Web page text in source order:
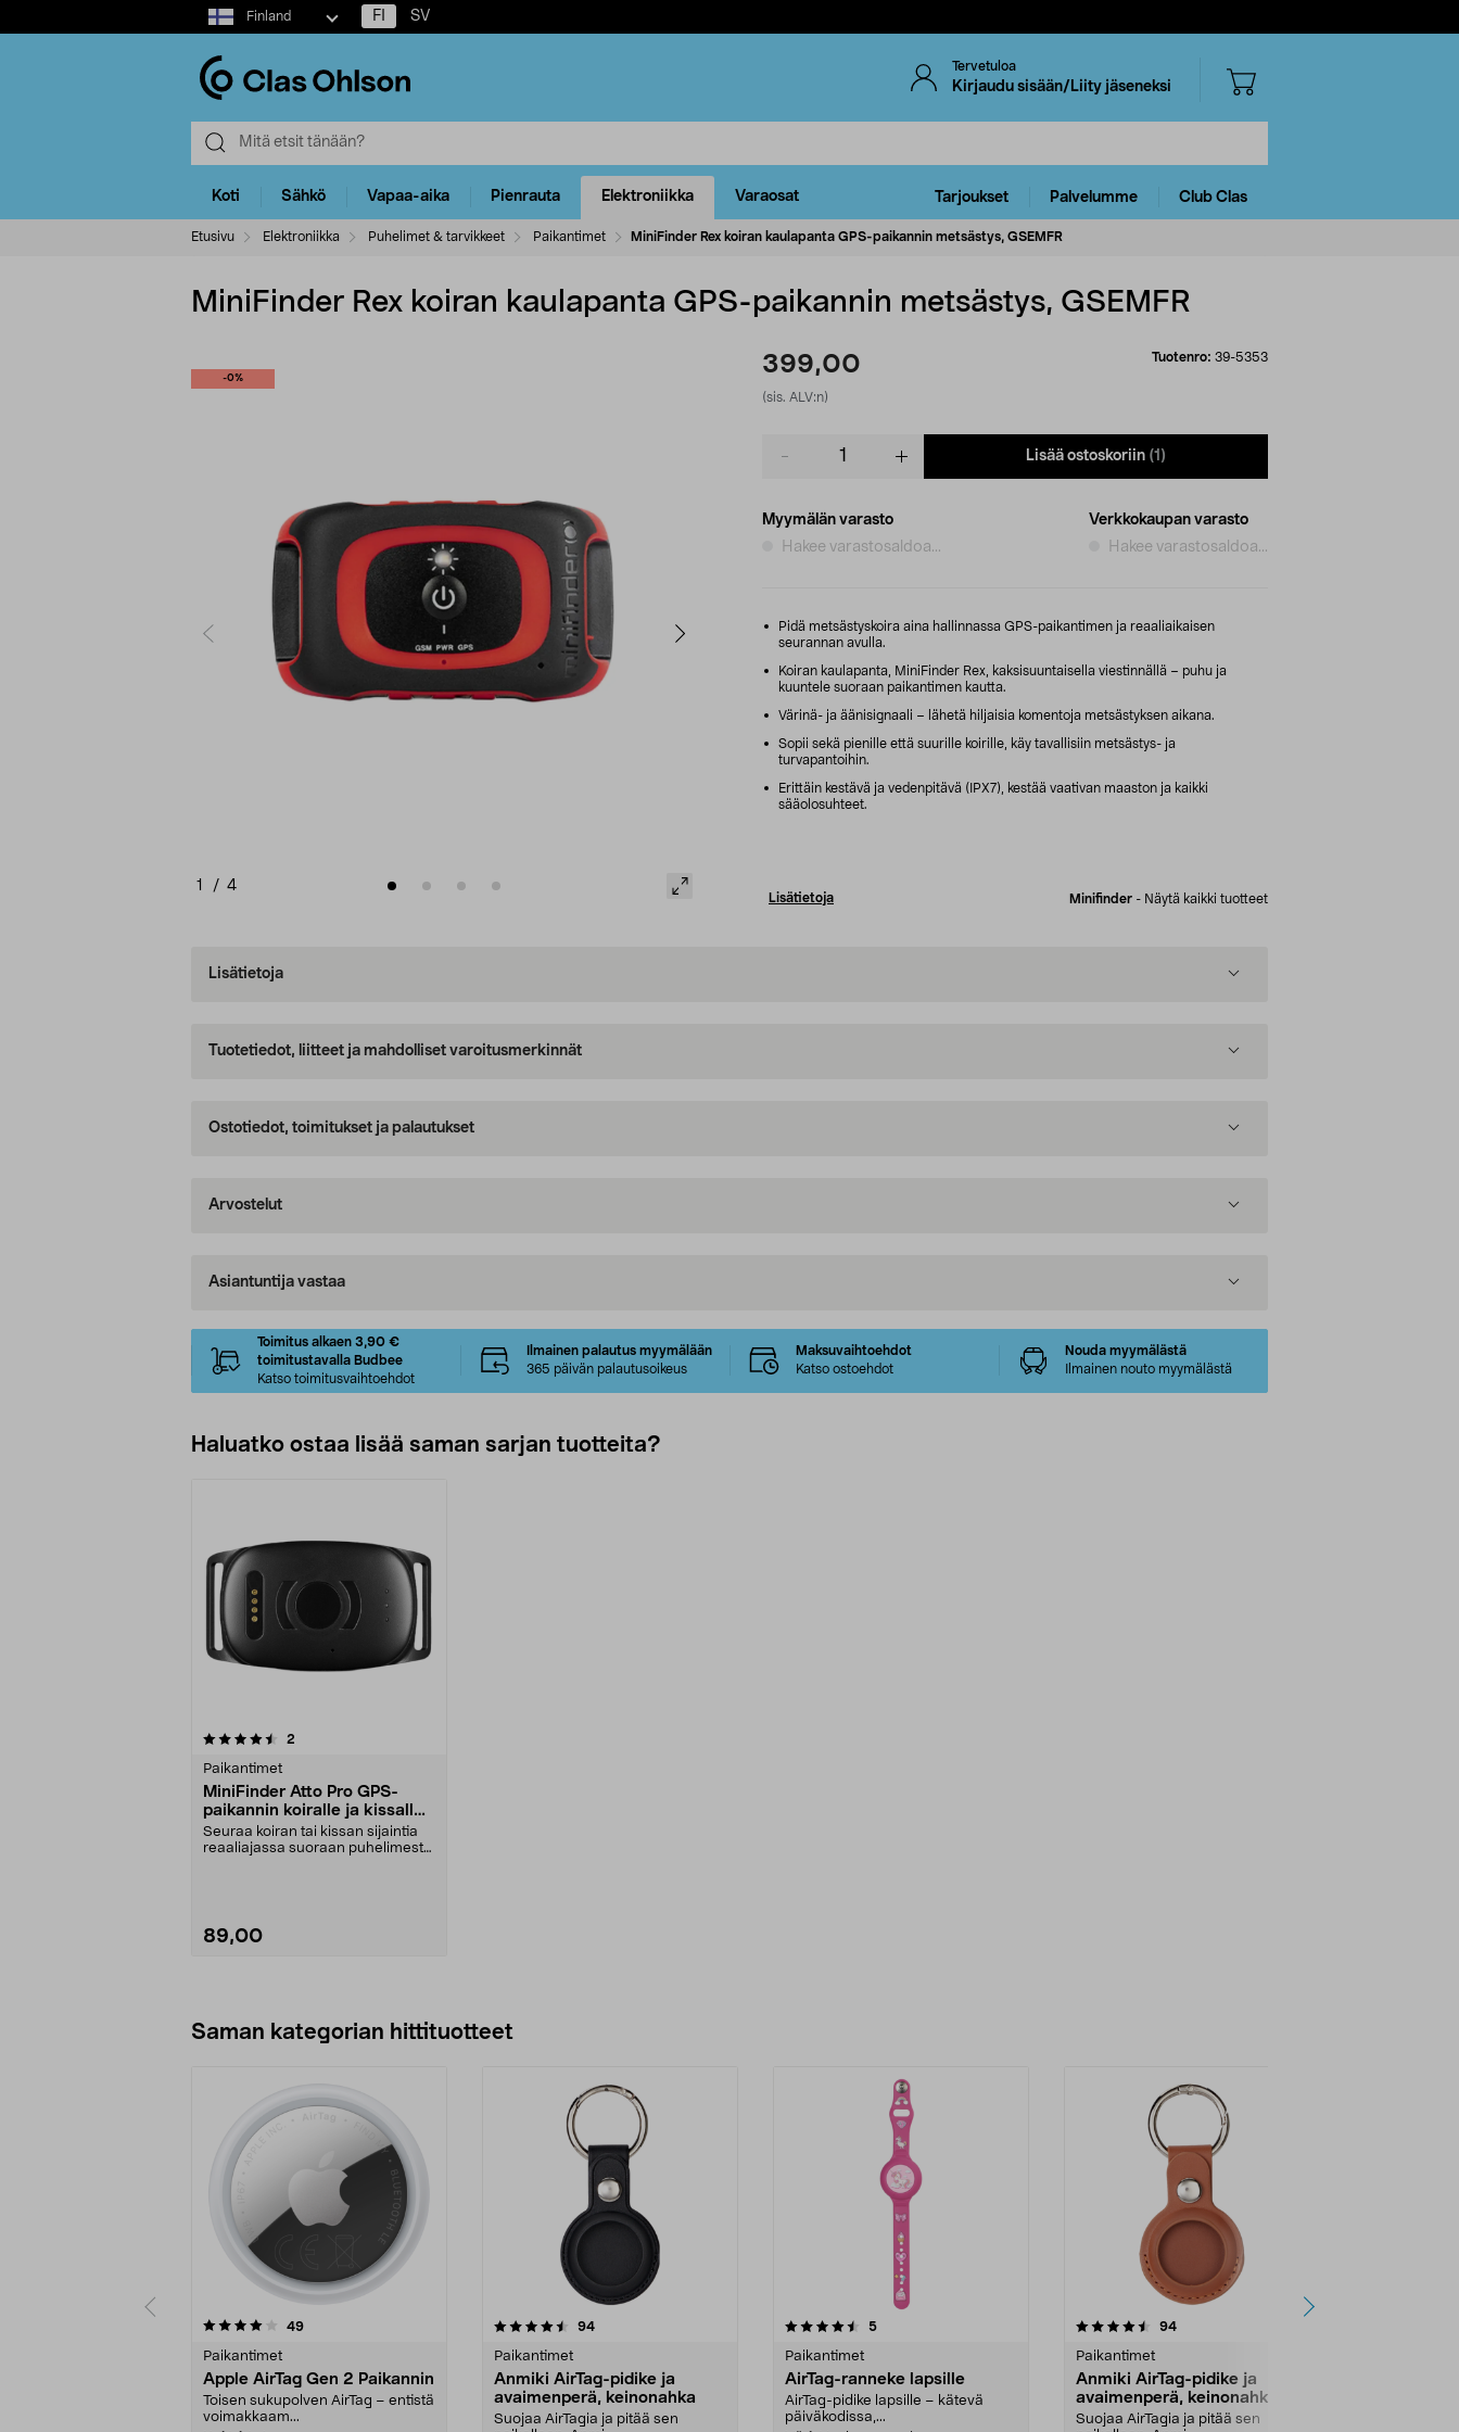
Select
market
Finland FI SV
Tervetuloa
Kirjaudu sisään/Liity jäseneksi
Koti Sähkö Vapaa-aika Pienrauta Elektroniikka Varaosat Tarjoukset Palvelumme Club Clas
Etusivu Elektroniikka Puhelimet & tarvikkeet Paikantimet MiniFinder Rex koiran kaulapanta GPS-paikannin metsästys, GSEMFR
MiniFinder Rex koiran kaulapanta GPS-paikannin metsästys, GSEMFR
-0%
1 / 4
399,00
(sis. ALV:n)
Tuotenro: 39-5353
Lisää ostoskoriin (1)
Myymälän varasto
Hakee varastosaldoa...
Verkkokaupan varasto
Hakee varastosaldoa...
Pidä metsästyskoira aina hallinnassa GPS-paikantimen ja reaaliaikaisen
seurannan avulla.
Koiran kaulapanta, MiniFinder Rex, kaksisuuntaisella viestinnällä – puhu ja
kuuntele suoraan paikantimen kautta.
Värinä- ja äänisignaali – lähetä hiljaisia komentoja metsästyksen aikana.
Sopii sekä pienille että suurille koirille, käy tavallisiin metsästys- ja
turvapantoihin.
Erittäin kestävä ja vedenpitävä (IPX7), kestää vaativan maaston ja kaikki
sääolosuhteet.
Lisätietoja Minifinder - Näytä kaikki tuotteet
Lisätietoja
Tuotetiedot, liitteet ja mahdolliset varoitusmerkinnät
Ostotiedot, toimitukset ja palautukset
Arvostelut
Asiantuntija vastaa
Toimitus alkaen 3,90 €
toimitustavalla Budbee
Katso toimitusvaihtoehdot
Ilmainen palautus myymälään
365 päivän palautusoikeus
Maksuvaihtoehdot
Katso ostoehdot
Nouda myymälästä
Ilmainen nouto myymälästä
Haluatko ostaa lisää saman sarjan tuotteita?
2
Paikantimet
MiniFinder Atto Pro GPS-
paikannin koiralle ja kissalle
GSEMAP4G
Seuraa koiran tai kissan sijaintia
reaaliajassa suoraan puhelimesta.
89,00
Saman kategorian hittituotteet
49arvostelut
Paikantimet
Apple AirTag Gen 2 Paikannin
Toisen sukupolven AirTag – entistä
voimakkaam...
4.5 viidestä
94arvostelut
Paikantimet
Anmiki AirTag-pidike ja
avaimenperä, keinonahka
Suojaa AirTagia ja pitää sen
4.5 viidestä
5arvostelut
Paikantimet
AirTag-ranneke lapsille
AirTag-pidike lapsille – kätevä
päiväkodissa,...
4.5 viidestä
94arvostelut
Paikantimet
Anmiki AirTag-pidike ja
avaimenperä, keinonahka
Suojaa AirTagia ja pitää sen
4.5 viidestä